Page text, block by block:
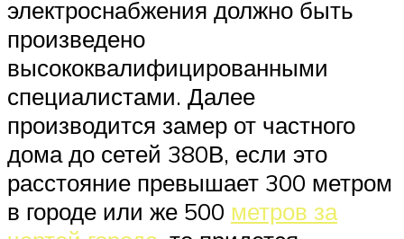
электроснабжения должно быть
произведено
высококвалифицированными
специалистами. Далее
производится замер от частного
дома до сетей 380В, если это
расстояние превышает 300 метром
в городе или же 500 метров за